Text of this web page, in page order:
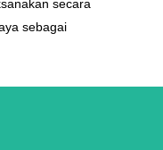
secara
sebagai